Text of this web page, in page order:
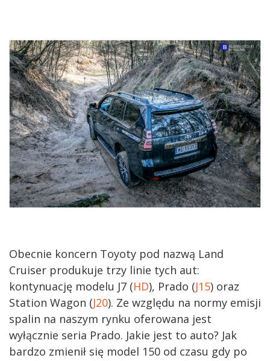
Obecnie koncern Toyoty pod nazwą Land
Cruiser produkuje trzy linie tych aut:
kontynuację modelu J7 (HD), Prado (J15) oraz
Station Wagon (J20). Ze względu na normy emisji
spalin na naszym rynku oferowana jest
wyłącznie seria Prado. Jakie jest to auto? Jak
bardzo zmienił się model 150 od czasu gdy po